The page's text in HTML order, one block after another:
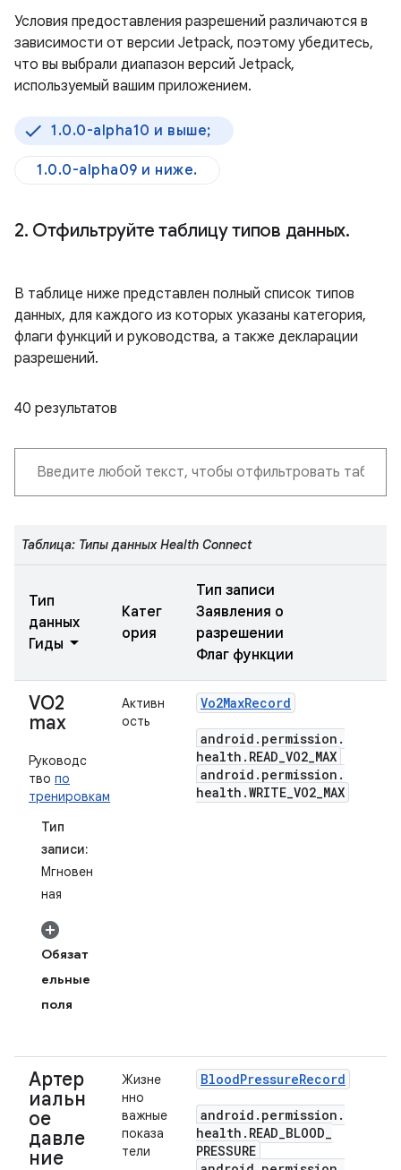
Условия предоставления разрешений различаются в
зависимости от версии Jetpack, поэтому убедитесь,
что вы выбрали диапазон версий Jetpack,
используемый вашим приложением.
1.0.0-alpha10 и выше;
1.0.0-alpha09 и ниже.
2. Отфильтруйте таблицу типов данных.
В таблице ниже представлен полный список типов
данных, для каждого из которых указаны категория,
флаги функций и руководства, а также декларации
разрешений.
40 результатов
Таблица: Типы данных Health Connect
Тип
данных
Гиды
Катег
ория
Тип записи
Заявления о
разрешении
Флаг функции
VO2
max
Руководс
тво по
тренировкам
Тип
записи:
Мгновен
ная
Обязат
ельные
поля
Активн
ость
Vo2MaxRecord
android . permission .
health . READ_VO2_MAX
android . permission .
health .WRITE_VO2_MAX
Артер
иальн
ое
давле
ние
Жизне
нно
важные
показа
тели
BloodPressureRecord
android . permission .
health . READ_BLOOD_
PRESSURE